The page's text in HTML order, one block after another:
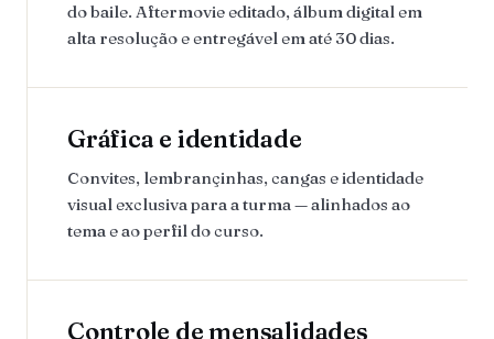
do baile. Aftermovie editado, álbum digital em
alta resolução e entregável em até 30 dias.
Gráfica e identidade
Convites, lembrançinhas, cangas e identidade
visual exclusiva para a turma — alinhados ao
tema e ao perfil do curso.
Controle de mensalidades